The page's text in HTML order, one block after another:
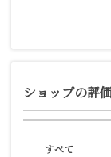
ショップの評
すべて